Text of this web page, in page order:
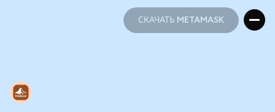
СКАЧАТЬ METAMASK